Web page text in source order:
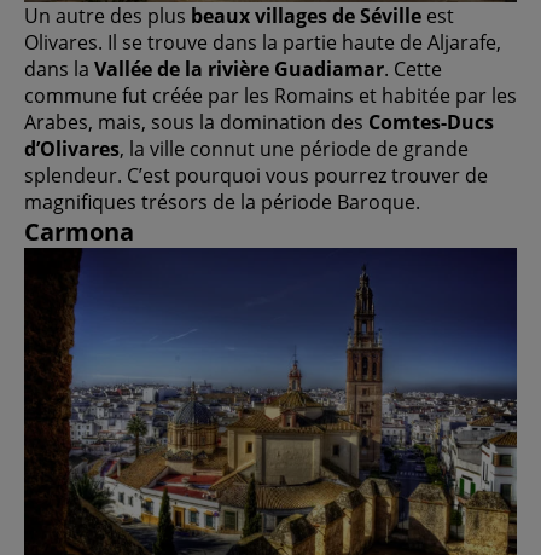
Un autre des plus beaux villages de Séville est
Olivares. Il se trouve dans la partie haute de Aljarafe,
dans la Vallée de la rivière Guadiamar. Cette
commune fut créée par les Romains et habitée par les
Arabes, mais, sous la domination des Comtes-Ducs
d’Olivares, la ville connut une période de grande
splendeur. C’est pourquoi vous pourrez trouver de
magnifiques trésors de la période Baroque.
Carmona